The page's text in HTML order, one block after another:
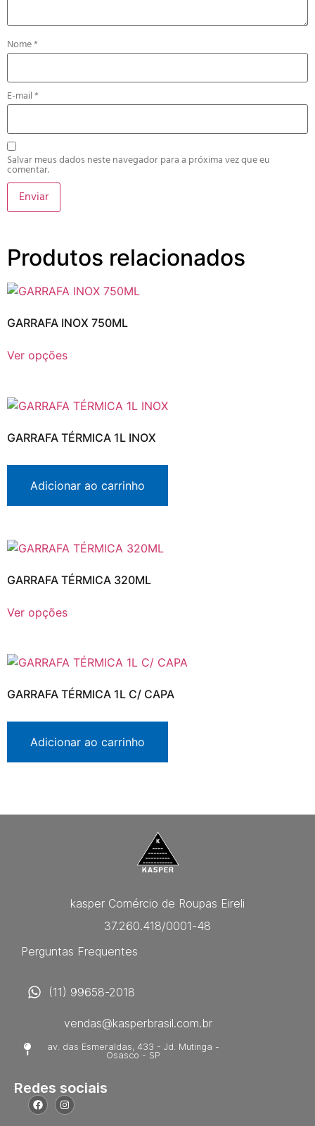
Nome*
E-mail*
Salvar meus dados neste navegador para a próxima vez que eu
comentar.
Produtos relacionados
GARRAFA INOX 750ML
Ver opções
GARRAFA TÉRMICA 1L INOX
Adicionar ao carrinho
GARRAFA TÉRMICA 320ML
Ver opções
GARRAFA TÉRMICA 1L C/ CAPA
Adicionar ao carrinho
kasper Comércio de Roupas Eireli
37.260.418/0001-48
Perguntas Frequentes
(11) 99658-2018
vendas@kasperbrasil.com.br
av. das Esmeraldas, 433 - Jd. Mutinga -
Osasco - SP
Redes sociais